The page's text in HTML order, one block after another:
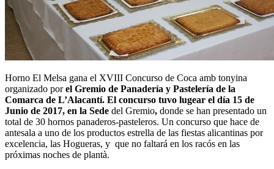
Horno El Melsa gana el XVIII Concurso de Coca amb tonyina
organizado porel Gremio de Panadería y Pastelería de la
Comarca de L’Alacantí. El concurso tuvo lugear el día 15 de
Junio de 2017, en la Sede del Gremio, donde se han presentado un
total de 30 hornos panaderos-pasteleros. Un concurso que hace de
antesala a uno de los productos estrella de las fiestas alicantinas por
excelencia, las Hogueras, y que no faltará en los racós en las
próximas noches de plantà.